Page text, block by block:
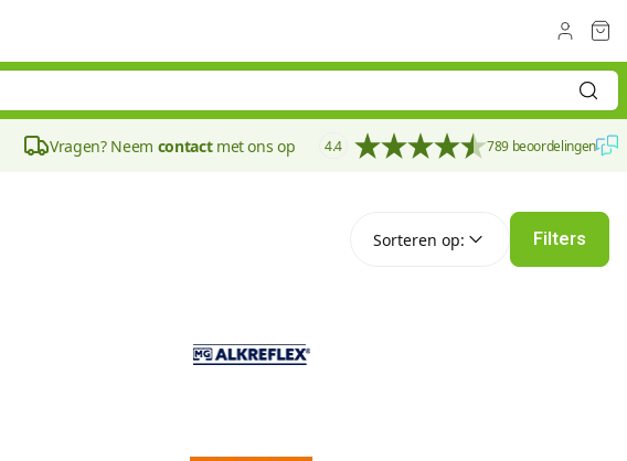
Vragen? Neem contactmet ons op 4.4 789 beoordelingen
Sorteren op: Filters